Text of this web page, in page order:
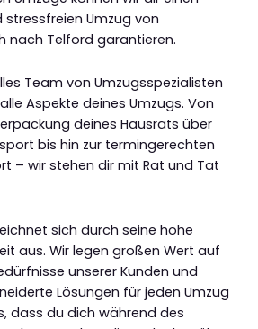
Umzug von
nach Telford garantieren.
Team von Umzugsspezialisten
Aspekte deines Umzugs. Von
deines Hausrats über
bis hin zur termingerechten
– wir stehen dir mit Rat und Tat
sich durch seine hohe
aus. Wir legen großen Wert auf
unserer Kunden und
Lösungen für jeden Umzug
dass du dich während des